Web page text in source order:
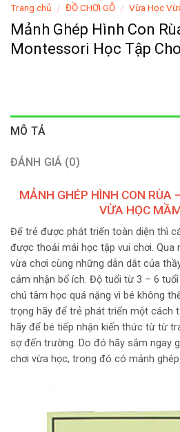
Trang chủ / ĐỒ CHƠI GỖ / Vừa Học
Mảnh Ghép Hình Con
Montessori Học Tập
MÔ TẢ
ĐÁNH GIÁ (0)
MẢNH GHÉP HÌNH CON RÙA
VỪA HỌC
Để trẻ được phát triển toàn diện thì
được thoải mái học tập vui chơi. Qua
vừa chơi cùng những dẫn dắt của
cảm nhận bổ ích. Độ tuổi từ 3 – 6
chú tâm học quá nặng vì bé không
trọng hãy để trẻ phát triển một cách
hãy để bé tiếp nhận kiến thức từ từ
sợ đến trường. Do đó hãy sắm ngay
chơi vừa học, trong đó có mảnh